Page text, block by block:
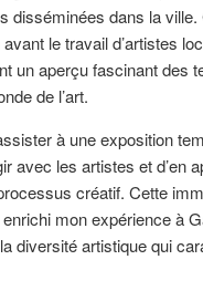
disséminées dans la ville.
le travail d’artistes
un aperçu fascinant des
de l’art.
à une exposition
avec les artistes et d’en
créatif. Cette
mon expérience à
diversité artistique qui